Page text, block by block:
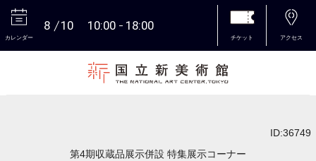
カレンダー
8 10 10:00 18:00
チケット アクセス
ID:36749
第4期収蔵品展示併設 特集展示コーナー